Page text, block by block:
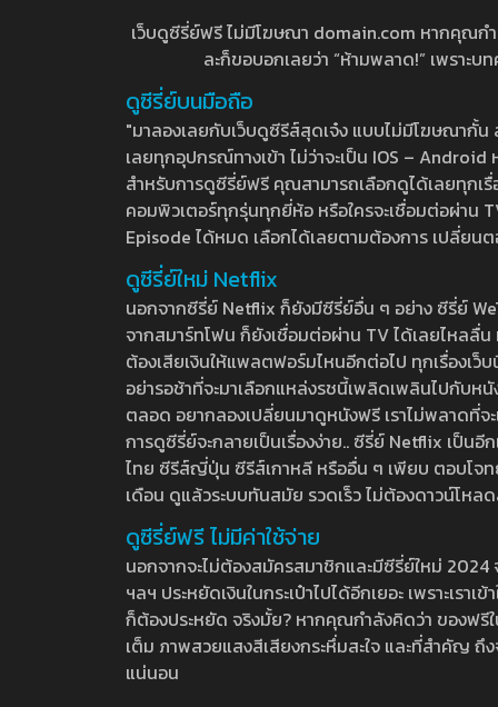
เว็บดูซีรี่ย์ฟรี ไม่มีโฆษณา domain.com หากคุณก
ละก็ขอบอกเลยว่า “ห้ามพลาด!” เพราะ
ดูซีรี่ย์บนมือถือ
"มาลองเลยกับเว็บดูซีรีส์สุดเจ๋ง แบบไม่มีโฆษณากั้
เลยทุกอุปกรณ์ทางเข้า ไม่ว่าจะเป็น IOS –
สำหรับการดูซีรี่ย์ฟรี คุณสามารถเลือกดูได้เลยทุกเ
คอมพิวเตอร์ทุกรุ่นทุกยี่ห้อ หรือใครจะเชื่อมต่อผ่าน
Episode ได้หมด เลือกได้เลยตามต้องการ เปลี่ยน
ดูซีรี่ย์ใหม่ Netflix
นอกจากซีรี่ย์ Netflix ก็ยังมีซีรี่ย์อื่น ๆ อย่าง ซีรี่ย์
จากสมาร์ทโฟน ก็ยังเชื่อมต่อผ่าน TV ได้เลยไหลลื่
ต้องเสียเงินให้แพลตฟอร์มไหนอีกต่อไป ทุกเรื่องเว็
อย่ารอช้าที่จะมาเลือกแหล่งรชนี้เพลิดเพลินไปกับห
ตลอด อยากลองเปลี่ยนมาดูหนังฟรี เราไม่พลาดที่
การดูซีรี่ย์จะกลายเป็นเรื่องง่าย.. ซีรี่ย์ Netflix เป็น
ไทย ซีรีส์ญี่ปุ่น ซีรีส์เกาหลี หรืออื่น ๆ เพียบ ตอบโจท
เดือน ดูแล้วระบบทันสมัย รวดเร็ว ไม่ต้องดาวน์โห
ดูซีรี่ย์ฟรี ไม่มีค่าใช้จ่าย
นอกจากจะไม่ต้องสมัครสมาชิกและมีซีรี่ย์ใหม่
ฯลฯ ประหยัดเงินในกระเป๋าไปได้อีกเยอะ เพราะเร
ก็ต้องประหยัด จริงมั้ย? หากคุณกำลังคิดว่า ของฟ
เต็ม ภาพสวยแสงสีเสียงกระหึ่มสะใจ และที่สำคัญ
แน่นอน